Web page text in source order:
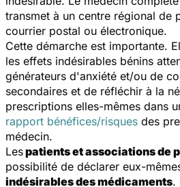
transmet à un centre régional de
courrier postal ou électronique.
Cette démarche est importante.
les effets indésirables bénins
générateurs d'anxiété et/ou de
secondaires et de réfléchir à la
prescriptions elles-mêmes dans
rapport bénéfices/risques des
médecin.
Lespatients et associations de
possibilité de déclarer eux-
indésirables des médicaments.